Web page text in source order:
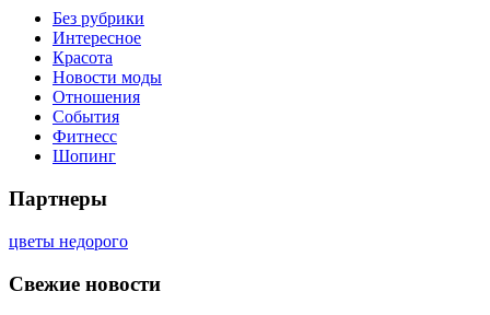
Без рубрики
Интересное
Красота
Новости моды
Отношения
События
Фитнесс
Шопинг
Партнеры
цветы недорого
Свежие новости